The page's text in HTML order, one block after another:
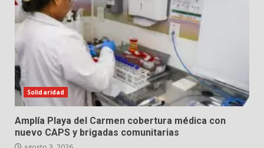
Solidaridad
Amplía Playa del Carmen cobertura médica con
nuevo CAPS y brigadas comunitarias